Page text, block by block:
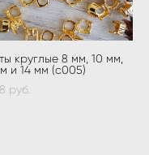
круглые 8 мм, 10 мм,
и 14 мм (c005)
pуб.